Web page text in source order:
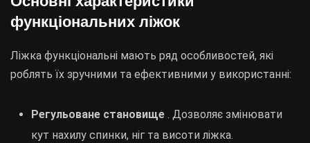
функціональних ліжок
Ліжка функціональні мають ряд особливостей, які
роблять їх зручними та ефективними у використанні:
Регульоване становище . Дозволяє змінювати
кут нахилу спинки, ніг та висоти ліжка.